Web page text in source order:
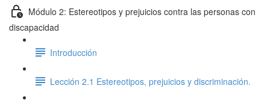
Módulo 2: Estereotipos y prejuicios contra las personas con
discapacidad
Introducción
Lección 2.1 Estereotipos, prejuicios y discriminación.